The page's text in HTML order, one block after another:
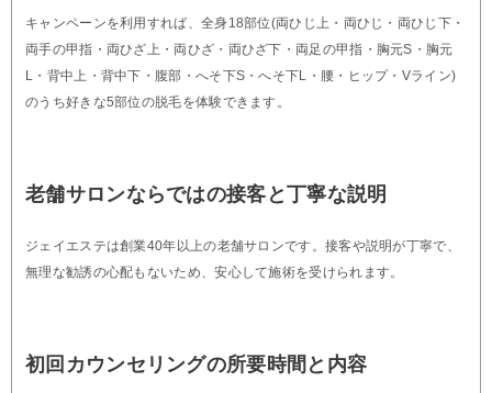
キャンペーンを利用すれば、全身18部位(両ひじ上・両ひじ・両ひじ下・
両手の甲指・両ひざ上・両ひざ・両ひざ下・両足の甲指・胸元S・胸元
L・背中上・背中下・腹部・へそ下S・へそ下L・腰・ヒップ・Vライン)
のうち好きな5部位の脱毛を体験できます。
老舗サロンならではの接客と丁寧な説明
ジェイエステは創業40年以上の老舗サロンです。接客や説明が丁寧で、
無理な勧誘の心配もないため、安心して施術を受けられます。
初回カウンセリングの所要時間と内容